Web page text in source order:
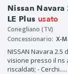
Nissan
LE Plus usato
Conegliano (TV)
Concessionario: X-
NISSAN Navara 2.5
visione presso il ns
riscaldati; - Cerchi.....